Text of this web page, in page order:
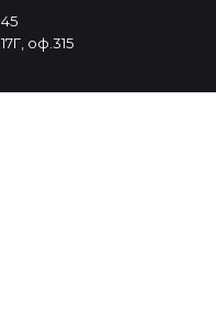
оф.315